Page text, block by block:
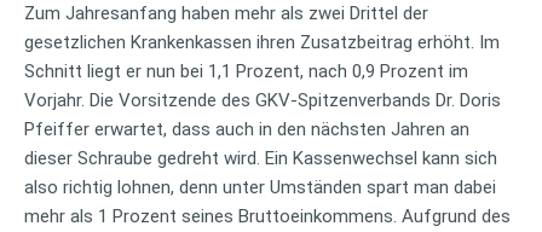
Zum Jahresanfang haben mehr als zwei Drittel der
gesetzlichen Krankenkassen ihren Zusatzbeitrag erhöht. Im
Schnitt liegt er nun bei 1,1 Prozent, nach 0,9 Prozent im
Vorjahr. Die Vorsitzende des GKV-Spitzenverbands Dr. Doris
Pfeiffer erwartet, dass auch in den nächsten Jahren an
dieser Schraube gedreht wird. Ein Kassenwechsel kann sich
also richtig lohnen, denn unter Umständen spart man dabei
mehr als 1 Prozent seines Bruttoeinkommens. Aufgrund des